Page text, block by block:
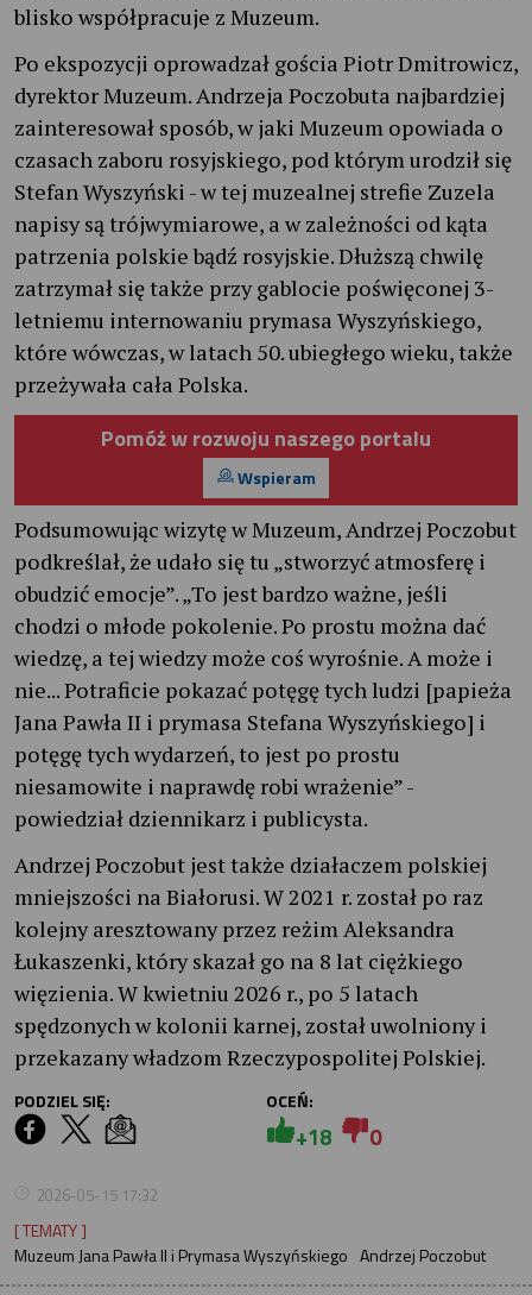
blisko współpracuje z Muzeum.
Po ekspozycji oprowadzał gościa Piotr Dmitrowicz,
dyrektor Muzeum. Andrzeja Poczobuta najbardziej
zainteresował sposób, w jaki Muzeum opowiada o
czasach zaboru rosyjskiego, pod którym urodził się
Stefan Wyszyński - w tej muzealnej strefie Zuzela
napisy są trójwymiarowe, a w zależności od kąta
patrzenia polskie bądź rosyjskie. Dłuższą chwilę
zatrzymał się także przy gablocie poświęconej 3-
letniemu internowaniu prymasa Wyszyńskiego,
które wówczas, w latach 50. ubiegłego wieku, także
przeżywała cała Polska.
Pomóż w rozwoju naszego portalu
Wspieram
Podsumowując wizytę w Muzeum, Andrzej Poczobut
podkreślał, że udało się tu „stworzyć atmosferę i
obudzić emocje”. „To jest bardzo ważne, jeśli
chodzi o młode pokolenie. Po prostu można dać
wiedzę, a tej wiedzy może coś wyrośnie. A może i
nie... Potraficie pokazać potęgę tych ludzi [papieża
Jana Pawła II i prymasa Stefana Wyszyńskiego] i
potęgę tych wydarzeń, to jest po prostu
niesamowite i naprawdę robi wrażenie” -
powiedział dziennikarz i publicysta.
Andrzej Poczobut jest także działaczem polskiej
mniejszości na Białorusi. W 2021 r. został po raz
kolejny aresztowany przez reżim Aleksandra
Łukaszenki, który skazał go na 8 lat ciężkiego
więzienia. W kwietniu 2026 r., po 5 latach
spędzonych w kolonii karnej, został uwolniony i
przekazany władzom Rzeczypospolitej Polskiej.
PODZIEL SIĘ: OCEŃ:
+18 0
2026-05-15 17:32
[ TEMATY ]
Muzeum Jana Pawła II i Prymasa Wyszyńskiego Andrzej Poczobut